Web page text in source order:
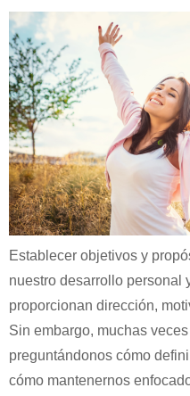
Establecer objetivos y
nuestro desarrollo personal
proporcionan dirección,
Sin embargo, muchas
preguntándonos cómo
cómo mantenernos